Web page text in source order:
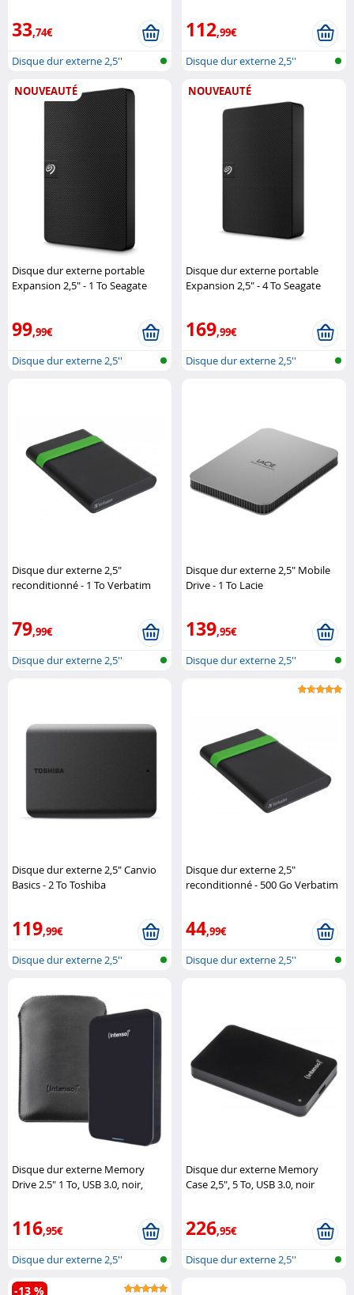
33,74€
Disque dur externe 2,5''
112,99€
Disque dur externe 2,5''
NOUVEAUTÉ
Disque dur externe portable
Expansion 2,5" - 1 To Seagate
99,99€
Disque dur externe 2,5''
NOUVEAUTÉ
Disque dur externe portable
Expansion 2,5" - 4 To Seagate
169,99€
Disque dur externe 2,5''
Disque dur externe 2,5"
reconditionné - 1 To Verbatim
79,99€
Disque dur externe 2,5''
Disque dur externe 2,5" Mobile
Drive - 1 To Lacie
139,95€
Disque dur externe 2,5''
Disque dur externe 2,5" Canvio
Basics - 2 To Toshiba
119,99€
Disque dur externe 2,5''
Disque dur externe 2,5"
reconditionné - 500 Go Verbatim
44,99€
Disque dur externe 2,5''
Disque dur externe Memory
Drive 2.5" 1 To, USB 3.0, noir,
116,95€
Disque dur externe 2,5''
Disque dur externe Memory
Case 2,5", 5 To, USB 3.0, noir
226,95€
Disque dur externe 2,5''
-13 %